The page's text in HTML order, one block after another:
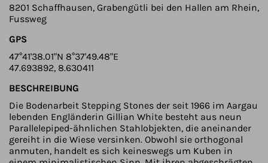
8201 Schaffhausen, Grabengütli bei den Hallen am Rhein,
Fussweg
GPS
47°41'38.01"N 8°37'49.48"E
47.693892, 8.630411
BESCHREIBUNG
Die Bodenarbeit Stepping Stones der seit 1966 im Aargau
lebenden Engländerin Gillian White besteht aus neun
Parallelepiped-ähnlichen Stahlobjekten, die aneinander
gereiht in die Wiese versinken. Obwohl sie orthogonal
anmuten, handelt es sich keineswegs um Kuben in